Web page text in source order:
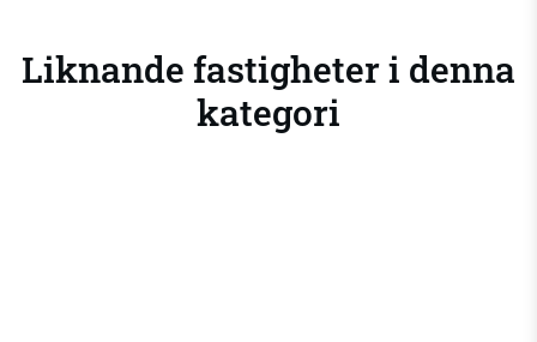
Liknande fastigheter i denna
kategori